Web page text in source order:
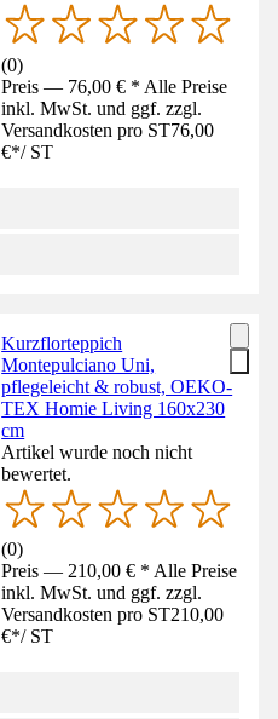
(0)
Preis — 76,00 € * Alle Preise
inkl. MwSt. und ggf. zzgl.
Versandkosten pro ST76,00
€*/ ST
Kurzflorteppich
Montepulciano Uni,
pflegeleicht & robust, OEKO-
TEX Homie Living 160x230
cm
Artikel wurde noch nicht
bewertet.
(0)
Preis — 210,00 € * Alle Preise
inkl. MwSt. und ggf. zzgl.
Versandkosten pro ST210,00
€*/ ST